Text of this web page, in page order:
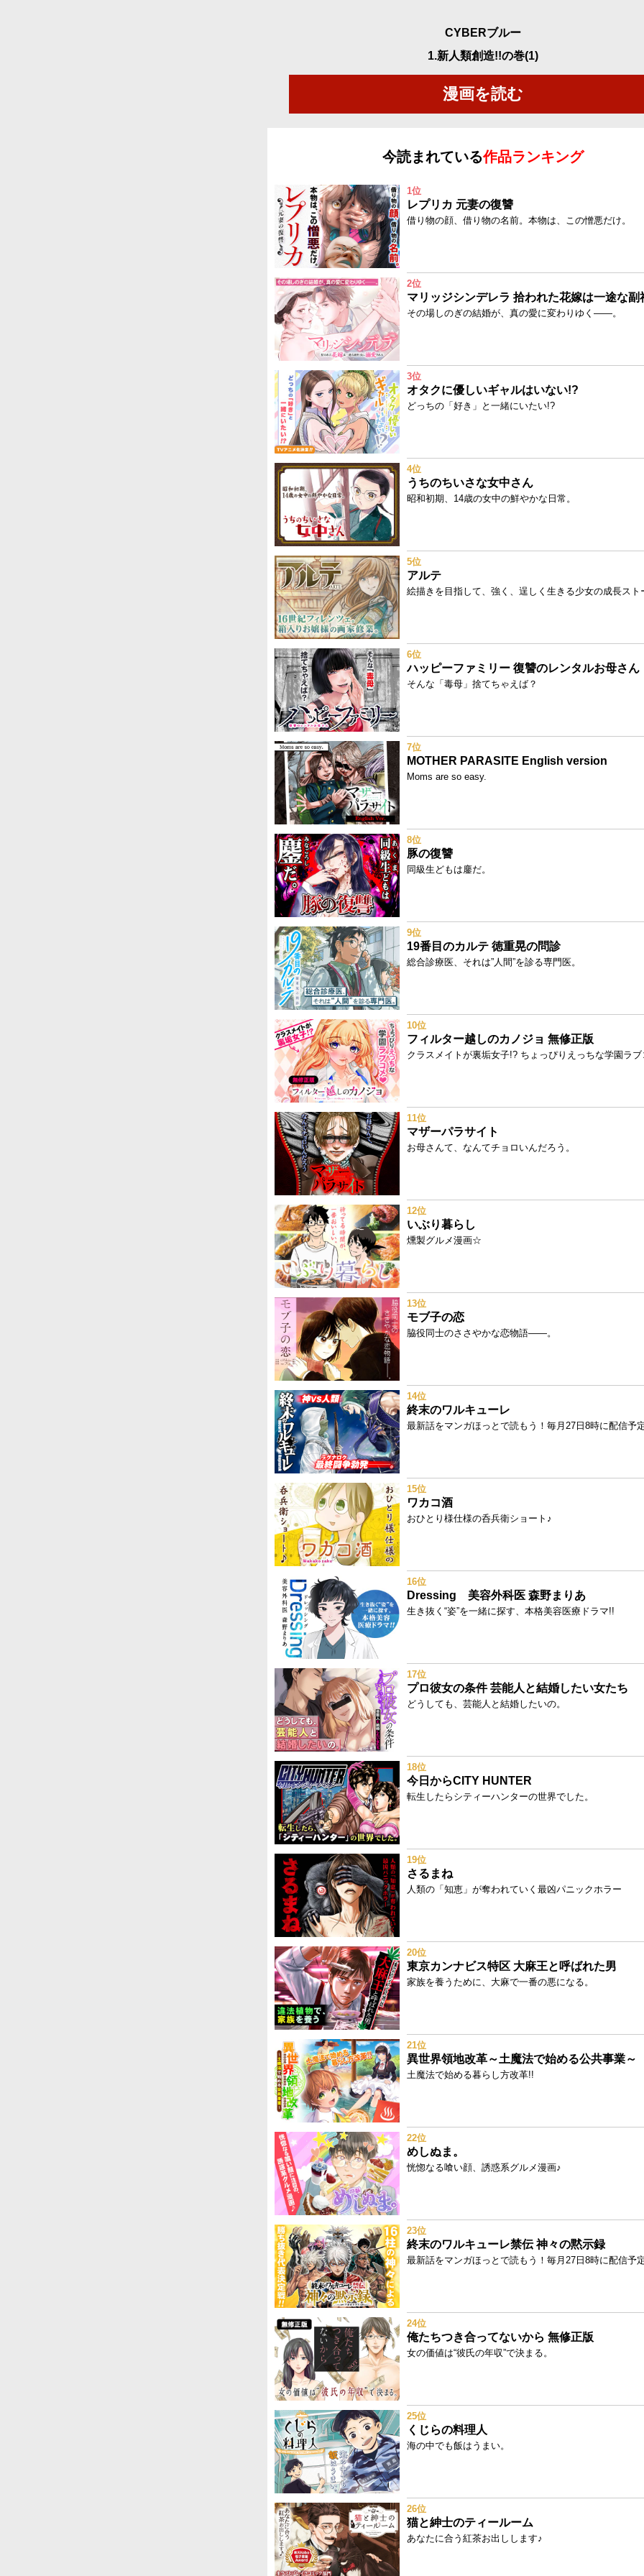
CYBERブルー
1.新人類創造!!の巻(1)
漫画を読む
今読まれている作品ランキング
1位
レプリカ 元妻の復讐
借り物の顔、借り物の名前。本物は、この憎悪だけ。
2位
その場しのぎの結婚が、真の愛に変わりゆく——。
3位
オタクに優しいギャルはいない!?
どっちの「好き」と一緒にいたい!?
4位
うちのちいさな女中さん
昭和初期、14歳の女中の鮮やかな日常。
5位
アルテ
絵描きを目指して、強く、逞しく生きる少女の成長スト
6位
ハッピーファミリー 復讐のレンタルお母さん
そんな「毒母」捨てちゃえば？
7位
MOTHER PARASITE English version
Moms are so easy.
8位
豚の復讐
同級生どもは鏖だ。
9位
19番目のカルテ 徳重晃の問診
総合診療医、それは”人間”を診る専門医。
10位
フィルター越しのカノジョ 無修正版
クラスメイトが裏垢女子!? ちょっぴりえっちな学園ラ
11位
マザーパラサイト
お母さんて、なんてチョロいんだろう。
12位
いぶり暮らし
燻製グルメ漫画☆
13位
モブ子の恋
脇役同士のささやかな恋物語――。
14位
終末のワルキューレ
最新話をマンガほっとで読もう！毎月27日8時に配信予
15位
ワカコ酒
おひとり様仕様の呑兵衛ショート♪
16位
Dressing 美容外科医 森野まりあ
生き抜く“姿”を一緒に探す、本格美容医療ドラマ!!
17位
プロ彼女の条件 芸能人と結婚したい女たち
どうしても、芸能人と結婚したいの。
18位
今日からCITY HUNTER
転生したらシティーハンターの世界でした。
19位
さるまね
人類の「知恵」が奪われていく最凶パニックホラー
20位
東京カンナビス特区 大麻王と呼ばれた男
家族を養うために、大麻で一番の悪になる。
21位
異世界領地改革～土魔法で始める公共事業～
土魔法で始める暮らし方改革!!
22位
めしぬま。
恍惚なる喰い顔、誘惑系グルメ漫画♪
23位
終末のワルキューレ禁伝 神々の黙示録
最新話をマンガほっとで読もう！毎月27日8時に配信予
24位
俺たちつき合ってないから 無修正版
女の価値は“彼氏の年収”で決まる。
25位
くじらの料理人
海の中でも飯はうまい。
26位
猫と紳士のティールーム
あなたに合う紅茶お出しします♪